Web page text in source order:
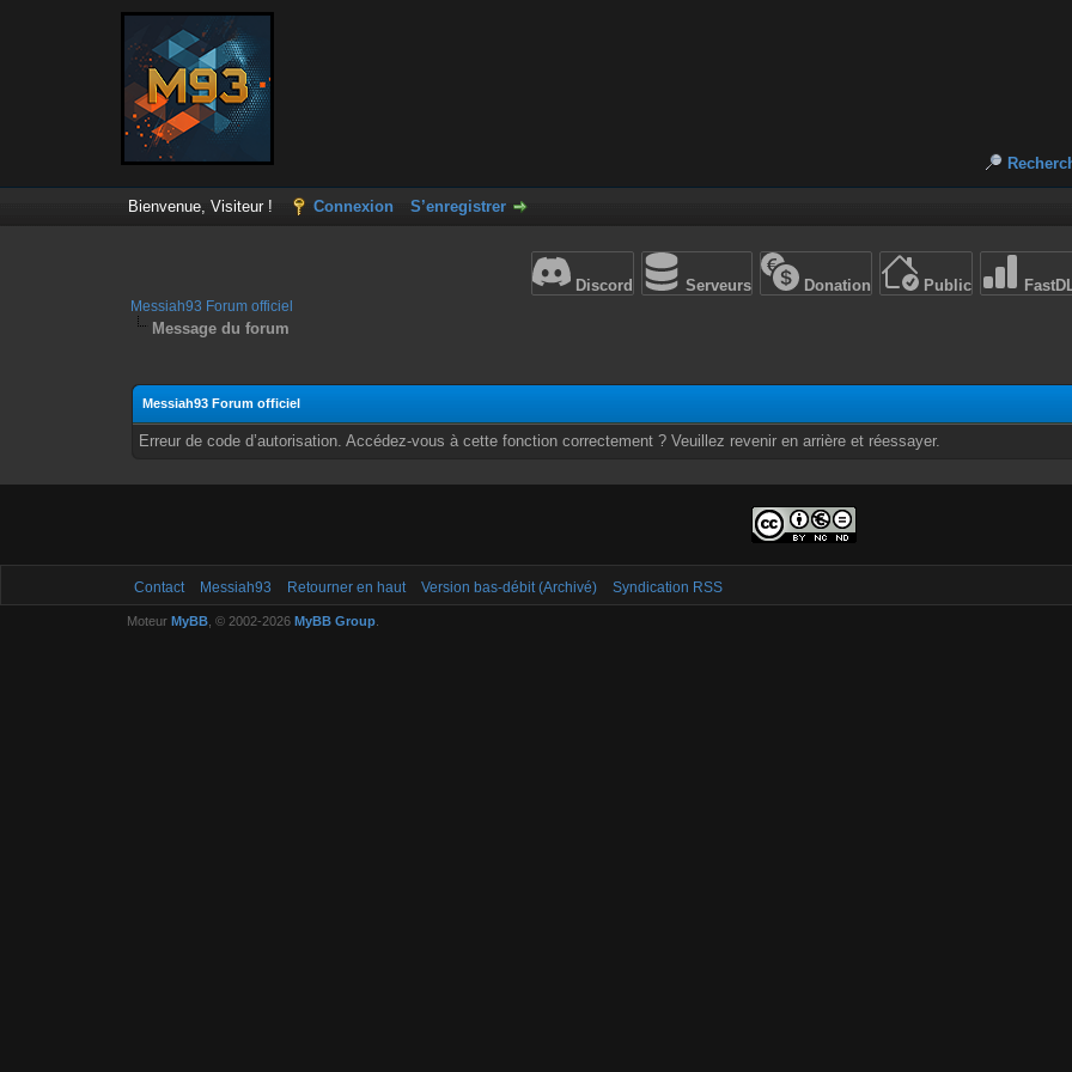
Bienvenue, Visiteur ! Connexion S’enregistrer
Discord Serveurs Donation Public
Messiah93 Forum officiel
Message du forum
Messiah93 Forum officiel
Erreur de code d’autorisation. Accédez-vous à cette fonction correctement ? Veuillez revenir en arrière et réessayer.
Contact Messiah93 Retourner en haut Version bas-débit (Archivé) Syndication RSS
Moteur MyBB, © 2002-2026 MyBB Group.